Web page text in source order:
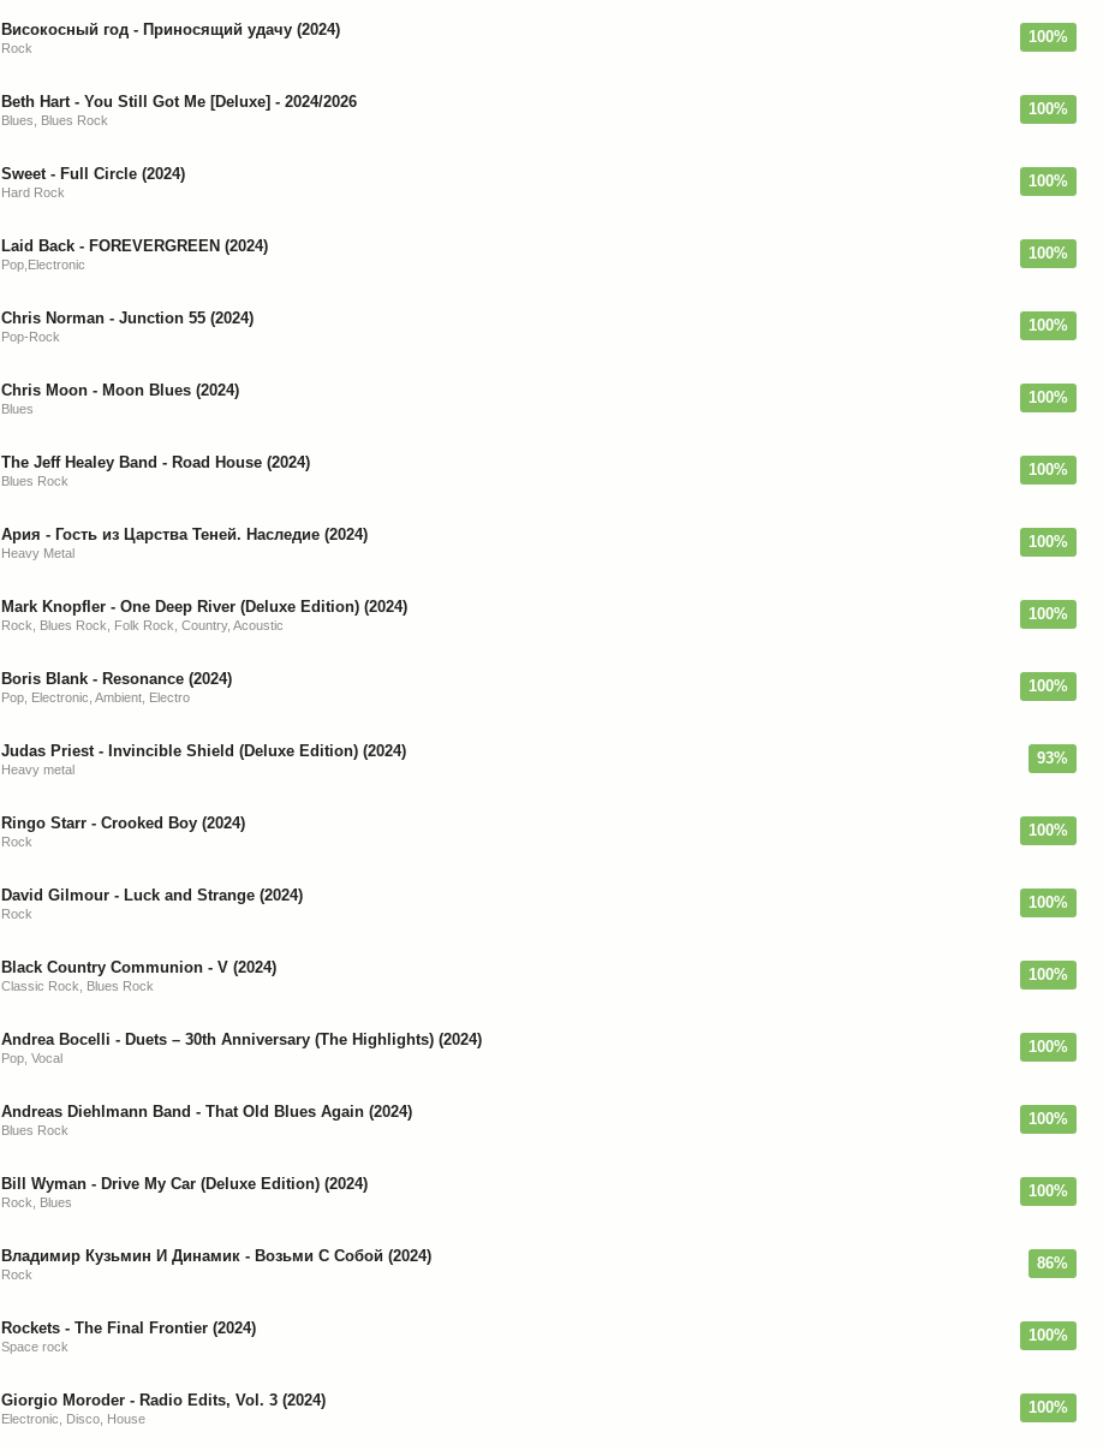
Високосный год - Приносящий удачу (2024)
Rock
100%
Beth Hart - You Still Got Me [Deluxe] - 2024/2026
Blues, Blues Rock
100%
Sweet - Full Circle (2024)
Hard Rock
100%
Laid Back - FOREVERGREEN (2024)
Pop,Electronic
100%
Chris Norman - Junction 55 (2024)
Pop-Rock
100%
Chris Moon - Moon Blues (2024)
Blues
100%
The Jeff Healey Band - Road House (2024)
Blues Rock
100%
Ария - Гость из Царства Теней. Наследие (2024)
Heavy Metal
100%
Mark Knopfler - One Deep River (Deluxe Edition) (2024)
Rock, Blues Rock, Folk Rock, Country, Acoustic
100%
Boris Blank - Resonance (2024)
Pop, Electronic, Ambient, Electro
100%
Judas Priest - Invincible Shield (Deluxe Edition) (2024)
Heavy metal
93%
Ringo Starr - Crooked Boy (2024)
Rock
100%
David Gilmour - Luck and Strange (2024)
Rock
100%
Black Country Communion - V (2024)
Classic Rock, Blues Rock
100%
Andrea Bocelli - Duets – 30th Anniversary (The Highlights) (2024)
Pop, Vocal
100%
Andreas Diehlmann Band - That Old Blues Again (2024)
Blues Rock
100%
Bill Wyman - Drive My Car (Deluxe Edition) (2024)
Rock, Blues
100%
Владимир Кузьмин И Динамик - Возьми С Собой (2024)
Rock
86%
Rockets - The Final Frontier (2024)
Space rock
100%
Giorgio Moroder - Radio Edits, Vol. 3 (2024)
Electronic, Disco, House
100%